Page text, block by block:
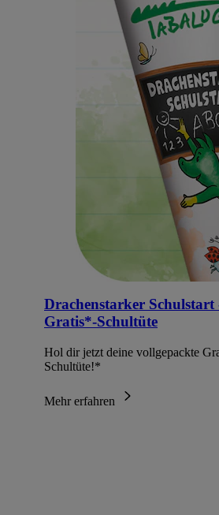
Drachenstarker Schulstart
Gratis*-Schultüte
Hol dir jetzt deine vollgepackte
Schultüte!*
Mehr erfahren